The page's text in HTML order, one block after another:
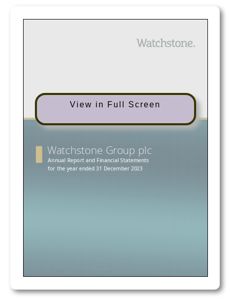
View in Full Screen